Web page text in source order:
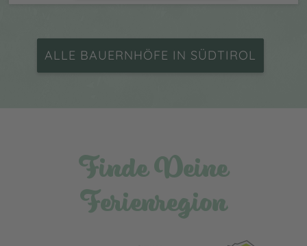
ALLE BAUERNHÖFE IN SÜDTIROL
Finde Deine
Ferienregion